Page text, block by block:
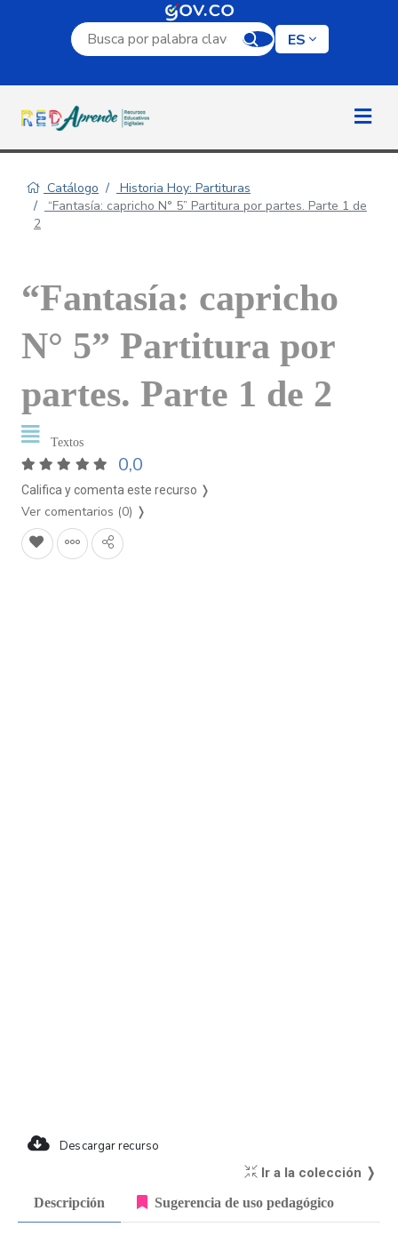
Campo de búsqueda por palabra clave
ES
Catálogo
Historia Hoy: Partituras
“Fantasía: capricho N° 5” Partitura por partes. Parte 1 de
2
“Fantasía: capricho
N° 5” Partitura por
partes. Parte 1 de 2
Textos
0,0
Califica y comenta este recurso ❭
Ver comentarios (0) ❭
Descargar recurso
Ir a la colección ❭
Descripción Sugerencia de uso pedagógico